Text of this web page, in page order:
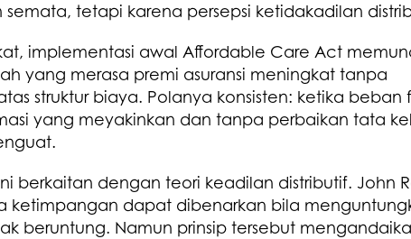
tetapi karena persepsi ketidakadilan
implementasi awal Affordable Care Act
yang merasa premi asuransi meningkat tanpa
struktur biaya. Polanya konsisten: ketika beban
yang meyakinkan dan tanpa perbaikan tata
berkaitan dengan teori keadilan distributif. John
ketimpangan dapat dibenarkan bila
beruntung. Namun prinsip tersebut